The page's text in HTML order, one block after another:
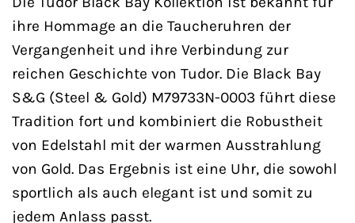
ihre Hommage an die Taucheruhren der
Vergangenheit und ihre Verbindung zur
reichen Geschichte von Tudor. Die Black Bay
S&G (Steel & Gold) M79733N-0003 führt diese
Tradition fort und kombiniert die Robustheit
von Edelstahl mit der warmen Ausstrahlung
von Gold. Das Ergebnis ist eine Uhr, die sowohl
sportlich als auch elegant ist und somit zu
jedem Anlass passt.